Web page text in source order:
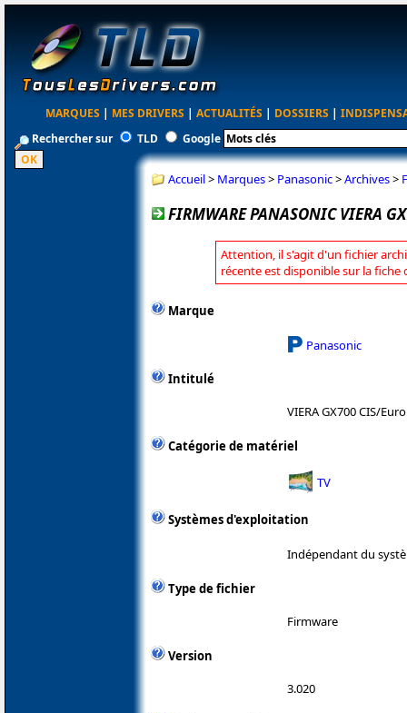
MARQUES | MES DRIVERS | ACTUALITÉS | DOSSIERS |
Rechercher sur
TLD Google
Accueil> Marques> Panasonic>Archives>
FIRMWARE PANASONIC VIERA
Attention, il s'agit d'un fichier
récente est disponible sur la fiche
Marque
Panasonic
Intitulé
VIERA GX700 CIS/
Catégorie de matériel
TV
Systèmes d'exploitation
Indépendant du
Type de fichier
Firmware
Version
3.020